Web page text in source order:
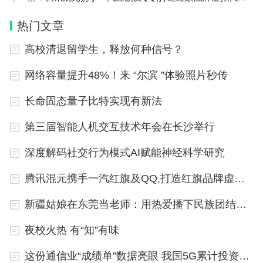
热门文章
高校清退留学生，释放何种信号？
网络容量提升48%！来 “尔滨 ”体验照片秒传
长命固态量子比特实现有新法
第三届智能人机交互技术年会在长沙举行
深度解码社交行为模式AI赋能神经科学研究
腾讯混元携手一汽红旗及QQ,打造红旗品牌虚拟代言人
新疆姑娘在东莞当老师：用热爱播下民族团结的种子
夜校火热 有“知”有味
这份通信业“成绩单”数据亮眼 我国5G累计投资超过7300亿元